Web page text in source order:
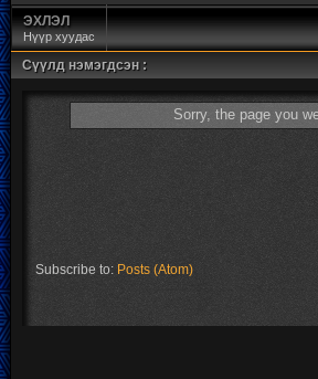
ЭХЛЭЛ
Нүүр хуудас
Сүүлд нэмэгдсэн :
Sorry, the page you
Subscribe to: Posts (Atom)